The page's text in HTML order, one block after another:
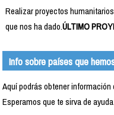
Realizar proyectos
que nos ha dado.ÚLTIMO
Info sobre países que
Aquí podrás obtener
Esperamos que te sirva de